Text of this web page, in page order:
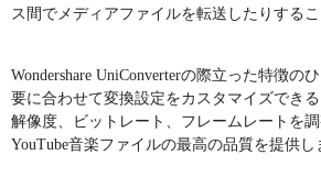
ス間でメディアファイルを転送したりするこ
Wondershare UniConverterの際立った特徴の
要に合わせて変換設定をカスタマイズできる
解像度、ビットレート、フレームレートを
YouTube音楽ファイルの最高の品質を提供し